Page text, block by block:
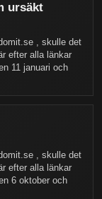
ursäkt
, skulle det
efter alla länkar
11 januari och
, skulle det
efter alla länkar
6 oktober och